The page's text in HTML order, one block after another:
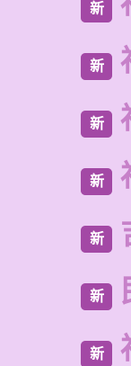
新
新
新
新
新
新
新